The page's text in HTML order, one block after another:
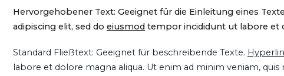
Hervorgehobener Text: Geeignet für die Einleitung eines
adipiscing elit, sed do eiusmod tempor incididunt ut labore et
Standard Fließtext: Geeignet für beschreibende Texte.
labore et dolore magna aliqua. Ut enim ad minim veniam,